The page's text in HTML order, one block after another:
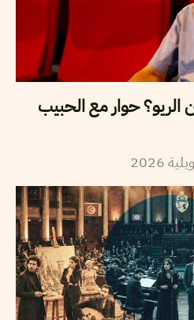
الريو؟ حوار مع الحبيب
2026